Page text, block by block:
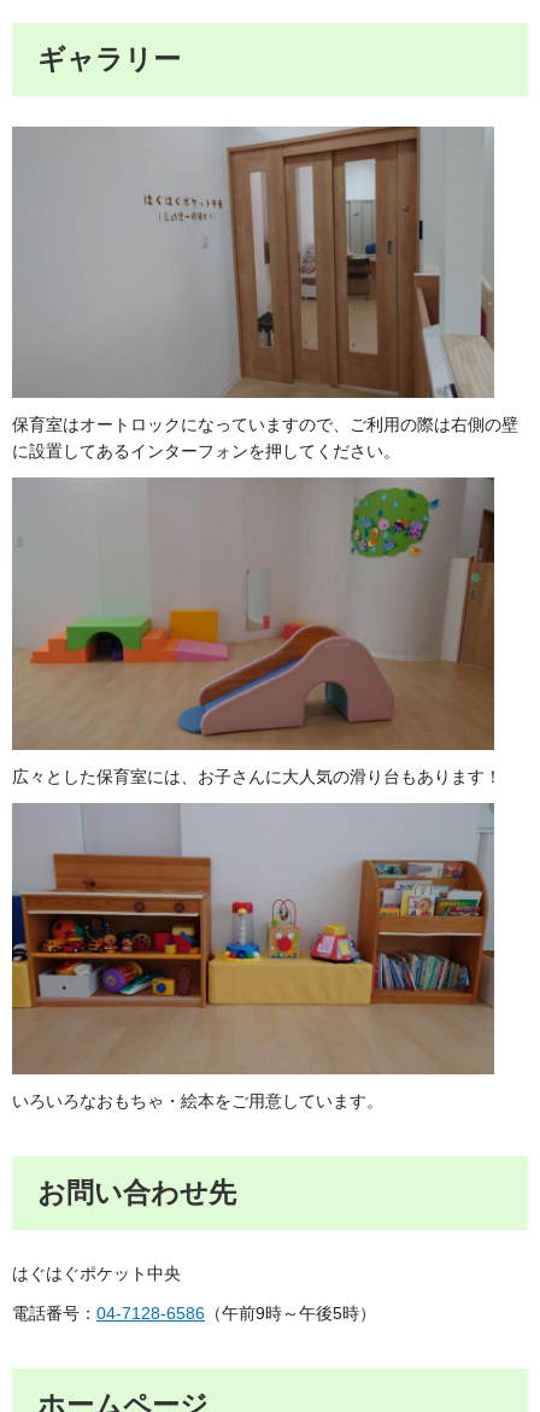
ギャラリー
保育室はオートロックになっていますので、ご利用の際は右側の壁
に設置してあるインターフォンを押してください。
広々とした保育室には、お子さんに大人気の滑り台もあります！
いろいろなおもちゃ・絵本をご用意しています。
お問い合わせ先
はぐはぐポケット中央
電話番号： 04-7128-6586 （午前9時～午後5時）
ホームページ